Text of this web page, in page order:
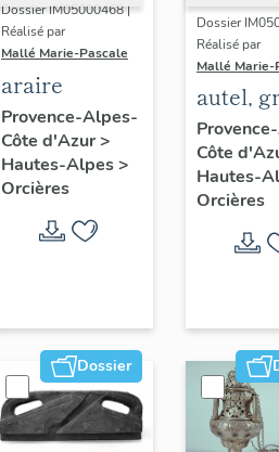
Dossier IM05000468 |
Réalisé par
Mallé Marie-Pascale
araire
Provence-Alpes-
Côte d'Azur>
Hautes-Alpes>
Orcières
Dossier
Réalisé par
Mallé Marie-
autel,
d'autel
autel
Côte
Hautes-
Orcières
Dossier